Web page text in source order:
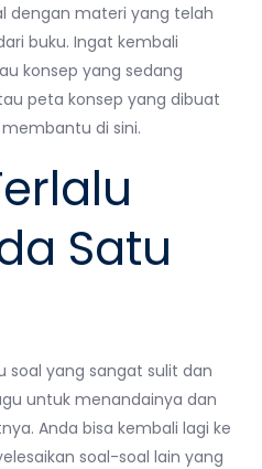
dengan materi yang telah
buku. Ingat kembali
konsep yang sedang
peta konsep yang dibuat
di sini.
Satu
soal yang sangat sulit dan
untuk menandainya dan
Anda bisa kembali lagi ke
soal-soal lain yang